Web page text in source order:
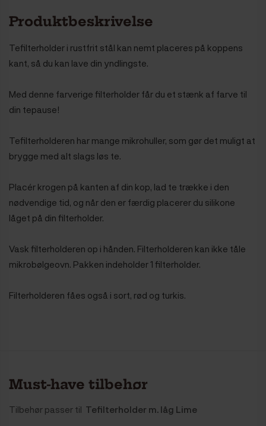
Produktbeskrivelse
Tefilterholder i rustfrit stål kan nemt placeres på koppens
kant, så du kan lave din yndlingste.
Med denne farverige filterholder får du et stænk af farve til
din tepause!
Tefilterholderen har mange mikrohuller, som gør det muligt at
brygge med alt slags løs te.
Placér krogen på kanten af din kop, lad te trække i den
nødvendige tid, og når den er færdig placerer du silikone
låget på din filterholder.
Vask filterholderen op i hånden. Filterholderen kan ikke tåle
mikrobølgeovn. Pakken indeholder 1 filterholder.
Filterholderen fåes også i sort, rød og turkis.
Must-have tilbehør
Tilbehør passer til Tefilterholder m. låg Lime